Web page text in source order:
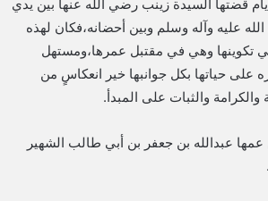
قضتها السيدة زينب رضي الله عنها بين يدي
عليه وآله وسلم وبين أحضانه،فكان لهذه
تكوينها وهي في مقتبل عمرها،ومستهل
على حياتها بكل جوانبها خير انعكاسٍ من
والكرامة والثبات على المبدأ.
عبدالله بن جعفر بن أبي طالب الشهير